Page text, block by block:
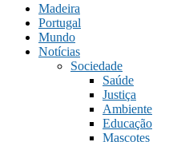
Madeira
Portugal
Mundo
Notícias
Sociedade
Saúde
Justiça
Ambiente
Educação
Mascotes